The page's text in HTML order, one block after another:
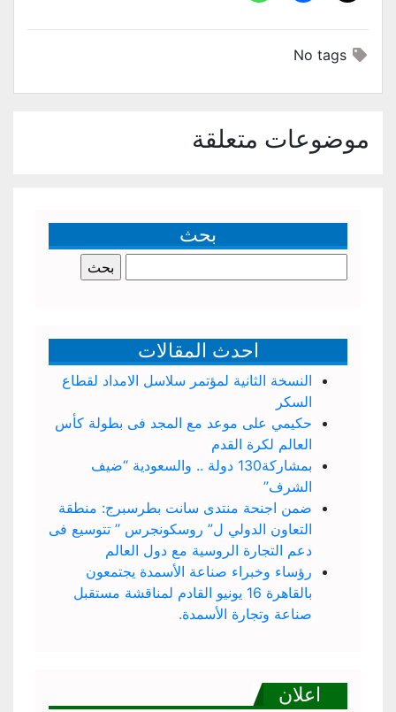
موضوعات متعلقة
بحث
عن:
احدث المقالات
النسخة الثانية لمؤتمر سلاسل الامداد لقطاع
السكر
حكيمي على موعد مع المجد فى بطولة كأس
العالم لكرة القدم
بمشاركة130 دولة .. والسعودية “ضيف
الشرف”
ضمن اجنحة منتدى سانت بطرسبرج: منطقة
التعاون الدولي ل” روسكونجرس ” تتوسيع فى
دعم التجارة الروسية مع دول العالم
رؤساء وخبراء صناعة الأسمدة يجتمعون
بالقاهرة 16 يونيو القادم لمناقشة مستقبل
صناعة وتجارة الأسمدة.
اعلان